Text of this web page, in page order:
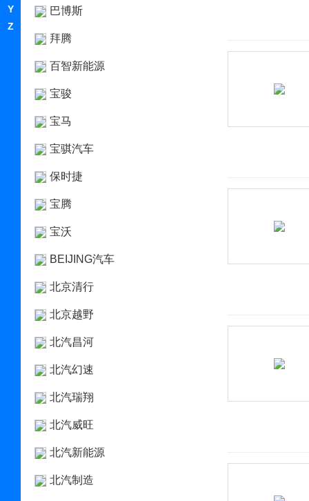
Y
Z
巴博斯
拜腾
百智新能源
宝骏
宝马
宝骐汽车
保时捷
宝腾
宝沃
BEIJING汽车
北京清行
北京越野
北汽昌河
北汽幻速
北汽瑞翔
北汽威旺
北汽新能源
北汽制造